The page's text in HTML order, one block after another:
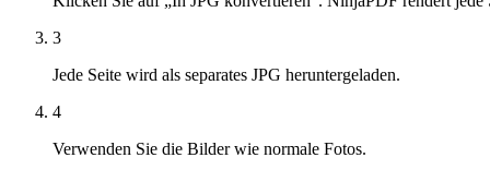
3
Jede Seite wird als separates JPG heruntergeladen.
4
Verwenden Sie die Bilder wie normale Fotos.